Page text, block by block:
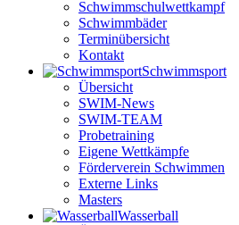
Schwimm­schul­wett­kampf
Schwimm­bäder
Terminübersicht
Kontakt
Schwimm­sport
Übersicht
SWIM-News
SWIM-TEAM
Probe­training
Eigene Wettkämpfe
Förderverein Schwimmen
Externe Links
Masters
Wasser­ball